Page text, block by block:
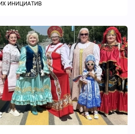
ИНИЦИАТИВ